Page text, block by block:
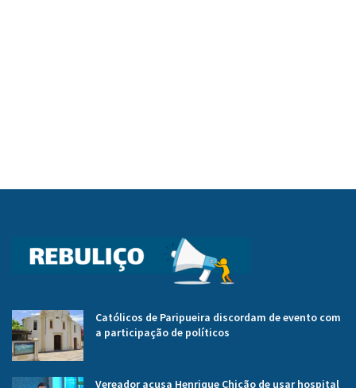
Católicos de Paripueira discordam de evento com
a participação de políticos
Vereador acusa Henrique Chicão de usar hospital